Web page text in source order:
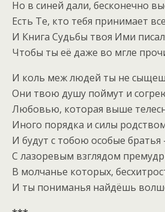
Но в синей дали, бесконечно
Есть Те, кто тебя принимает
И Книга Судьбы твоя Ими
Чтобы ты её даже во мгле
И коль меж людей ты не
Они твою душу поймут и
Любовью, которая выше
Иного порядка и силы
И будут с тобою особые братья
С лазоревым взглядом
В молчанье которых,
И ты пониманья найдёшь